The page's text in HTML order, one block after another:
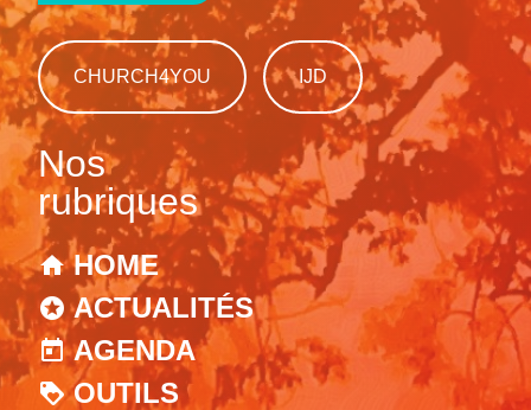
CHURCH4YOU IJD
Nos
rubriques
HOME
ACTUALITÉS
AGENDA
OUTILS